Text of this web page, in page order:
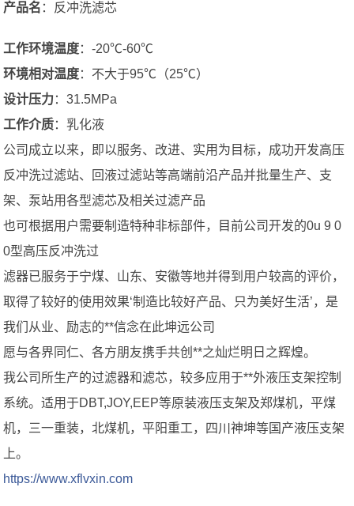
产品名 ：反冲洗滤芯
工作环境温度：-20℃-60℃
环境相对温度：不大于95℃（25℃）
设计压力：31.5MPa
工作介质：乳化液
公司成立以来，即以服务、改进、实用为目标，成功开发高压
反冲洗过滤站、回液过滤站等高端前沿产品并批量生产、支
架、泵站用各型滤芯及相关过滤产品
也可根据用户需要制造特种非标部件，目前公司开发的0u 9 0
0型高压反冲洗过
滤器已服务于宁煤、山东、安徽等地并得到用户较高的评价，
取得了较好的使用效果‘制造比较好产品、只为美好生活’，是
我们从业、励志的**信念在此坤远公司
愿与各界同仁、各方朋友携手共创**之灿烂明日之辉煌。
我公司所生产的过滤器和滤芯，较多应用于**外液压支架控制
系统。适用于DBT,JOY,EEP等原装液压支架及郑煤机，平煤
机，三一重装，北煤机，平阳重工，四川神坤等国产液压支架
上。
https://www.xflvxin.com